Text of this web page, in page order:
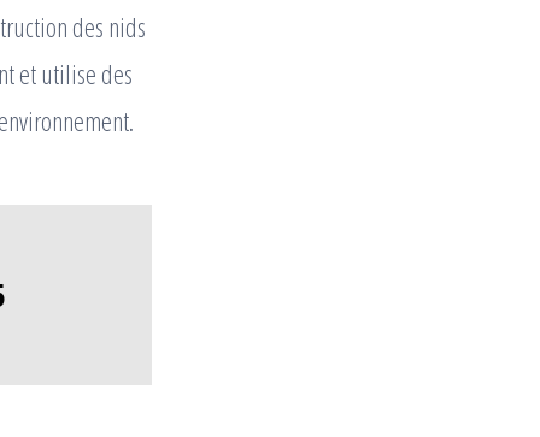
des nids
et utilise des